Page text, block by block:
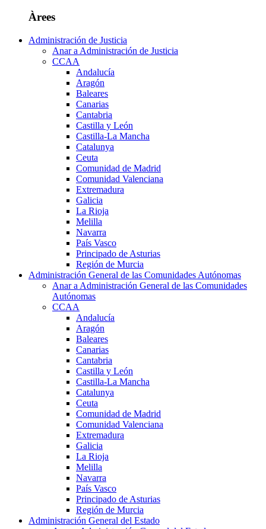
Àrees
Administración de Justicia
Anar a Administración de Justicia
CCAA
Andalucía
Aragón
Baleares
Canarias
Cantabria
Castilla y León
Castilla-La Mancha
Catalunya
Ceuta
Comunidad de Madrid
Comunidad Valenciana
Extremadura
Galicia
La Rioja
Melilla
Navarra
País Vasco
Principado de Asturias
Región de Murcia
Administración General de las Comunidades Autónomas
Anar a Administración General de las Comunidades
Autónomas
CCAA
Andalucía
Aragón
Baleares
Canarias
Cantabria
Castilla y León
Castilla-La Mancha
Catalunya
Ceuta
Comunidad de Madrid
Comunidad Valenciana
Extremadura
Galicia
La Rioja
Melilla
Navarra
País Vasco
Principado de Asturias
Región de Murcia
Administración General del Estado